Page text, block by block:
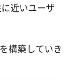
近いユーザ
構築していき